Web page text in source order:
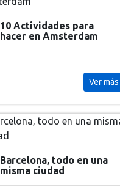
10 Actividades para
hacer en Amsterdam
Ver más
Barcelona, todo en una
misma ciudad